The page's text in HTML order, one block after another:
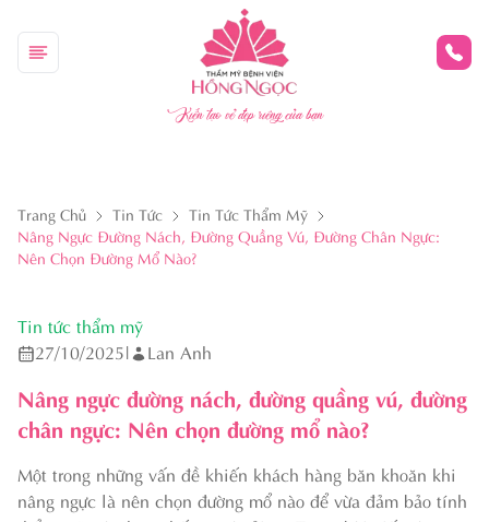
Kiến tạo vẻ đẹp riêng của bạn
Trang Chủ Tin Tức
Tin Tức Thẩm Mỹ
Nâng Ngực Đường Nách, Đường Quầng Vú, Đường Chân Ngực:
Nên Chọn Đường Mổ Nào?
Tin tức thẩm mỹ
27/10/2025| Lan Anh
Nâng ngực đường nách, đường quầng vú, đường
chân ngực: Nên chọn đường mổ nào?
Một trong những vấn đề khiến khách hàng băn khoăn khi
nâng ngực là nên chọn đường mổ nào để vừa đảm bảo tính